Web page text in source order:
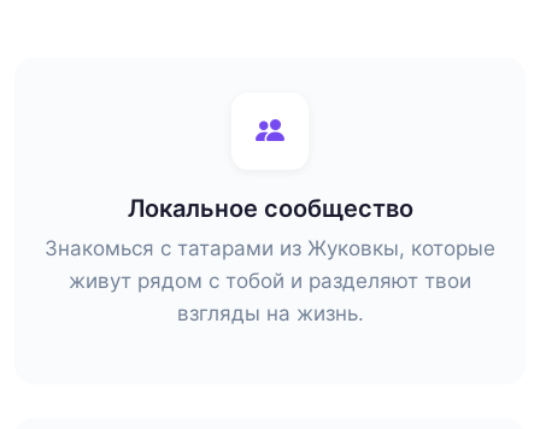
Локальное сообщество
Знакомься с татарами из Жуковкы, которые
живут рядом с тобой и разделяют твои
взгляды на жизнь.